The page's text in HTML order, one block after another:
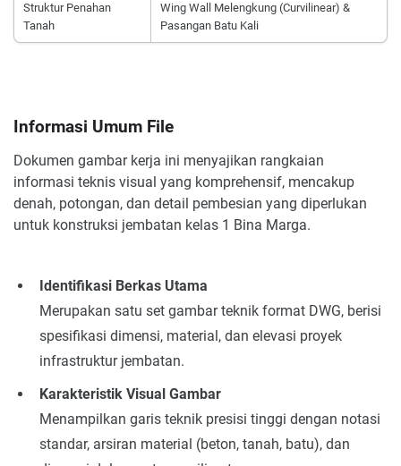
Struktur Penahan
Tanah
Wing Wall Melengkung (Curvilinear) &
Pasangan Batu Kali
Informasi Umum File
Dokumen gambar kerja ini menyajikan rangkaian
informasi teknis visual yang komprehensif, mencakup
denah, potongan, dan detail pembesian yang diperlukan
untuk konstruksi jembatan kelas 1 Bina Marga.
Identifikasi Berkas Utama
Merupakan satu set gambar teknik format DWG, berisi
spesifikasi dimensi, material, dan elevasi proyek
infrastruktur jembatan.
Karakteristik Visual Gambar
Menampilkan garis teknik presisi tinggi dengan notasi
standar, arsiran material (beton, tanah, batu), dan